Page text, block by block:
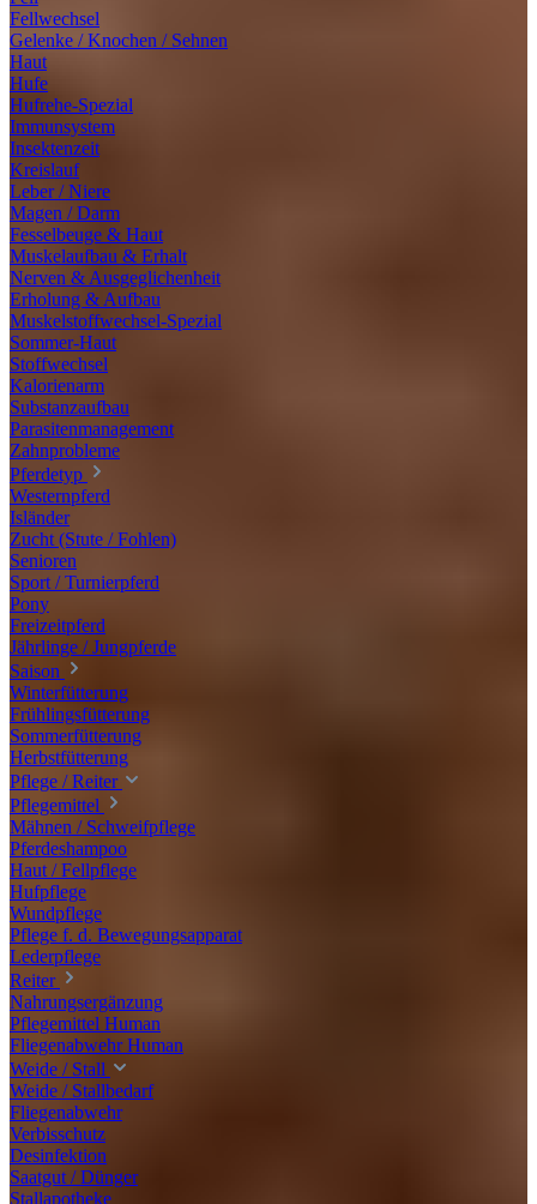
Fellwechsel
Gelenke / Knochen / Sehnen
Haut
Hufe
Hufrehe-Spezial
Immunsystem
Insektenzeit
Kreislauf
Leber / Niere
Magen / Darm
Fesselbeuge & Haut
Muskelaufbau & Erhalt
Nerven & Ausgeglichenheit
Erholung & Aufbau
Muskelstoffwechsel-Spezial
Sommer-Haut
Stoffwechsel
Kalorienarm
Substanzaufbau
Parasitenmanagement
Zahnprobleme
Pferdetyp
Westernpferd
Isländer
Zucht (Stute / Fohlen)
Senioren
Sport / Turnierpferd
Pony
Freizeitpferd
Jährlinge / Jungpferde
Saison
Winterfütterung
Frühlingsfütterung
Sommerfütterung
Herbstfütterung
Pflege / Reiter
Pflegemittel
Mähnen / Schweifpflege
Pferdeshampoo
Haut / Fellpflege
Hufpflege
Wundpflege
Pflege f. d. Bewegungsapparat
Lederpflege
Reiter
Nahrungsergänzung
Pflegemittel Human
Fliegenabwehr Human
Weide / Stall
Weide / Stallbedarf
Fliegenabwehr
Verbisschutz
Desinfektion
Saatgut / Dünger
Stallapotheke